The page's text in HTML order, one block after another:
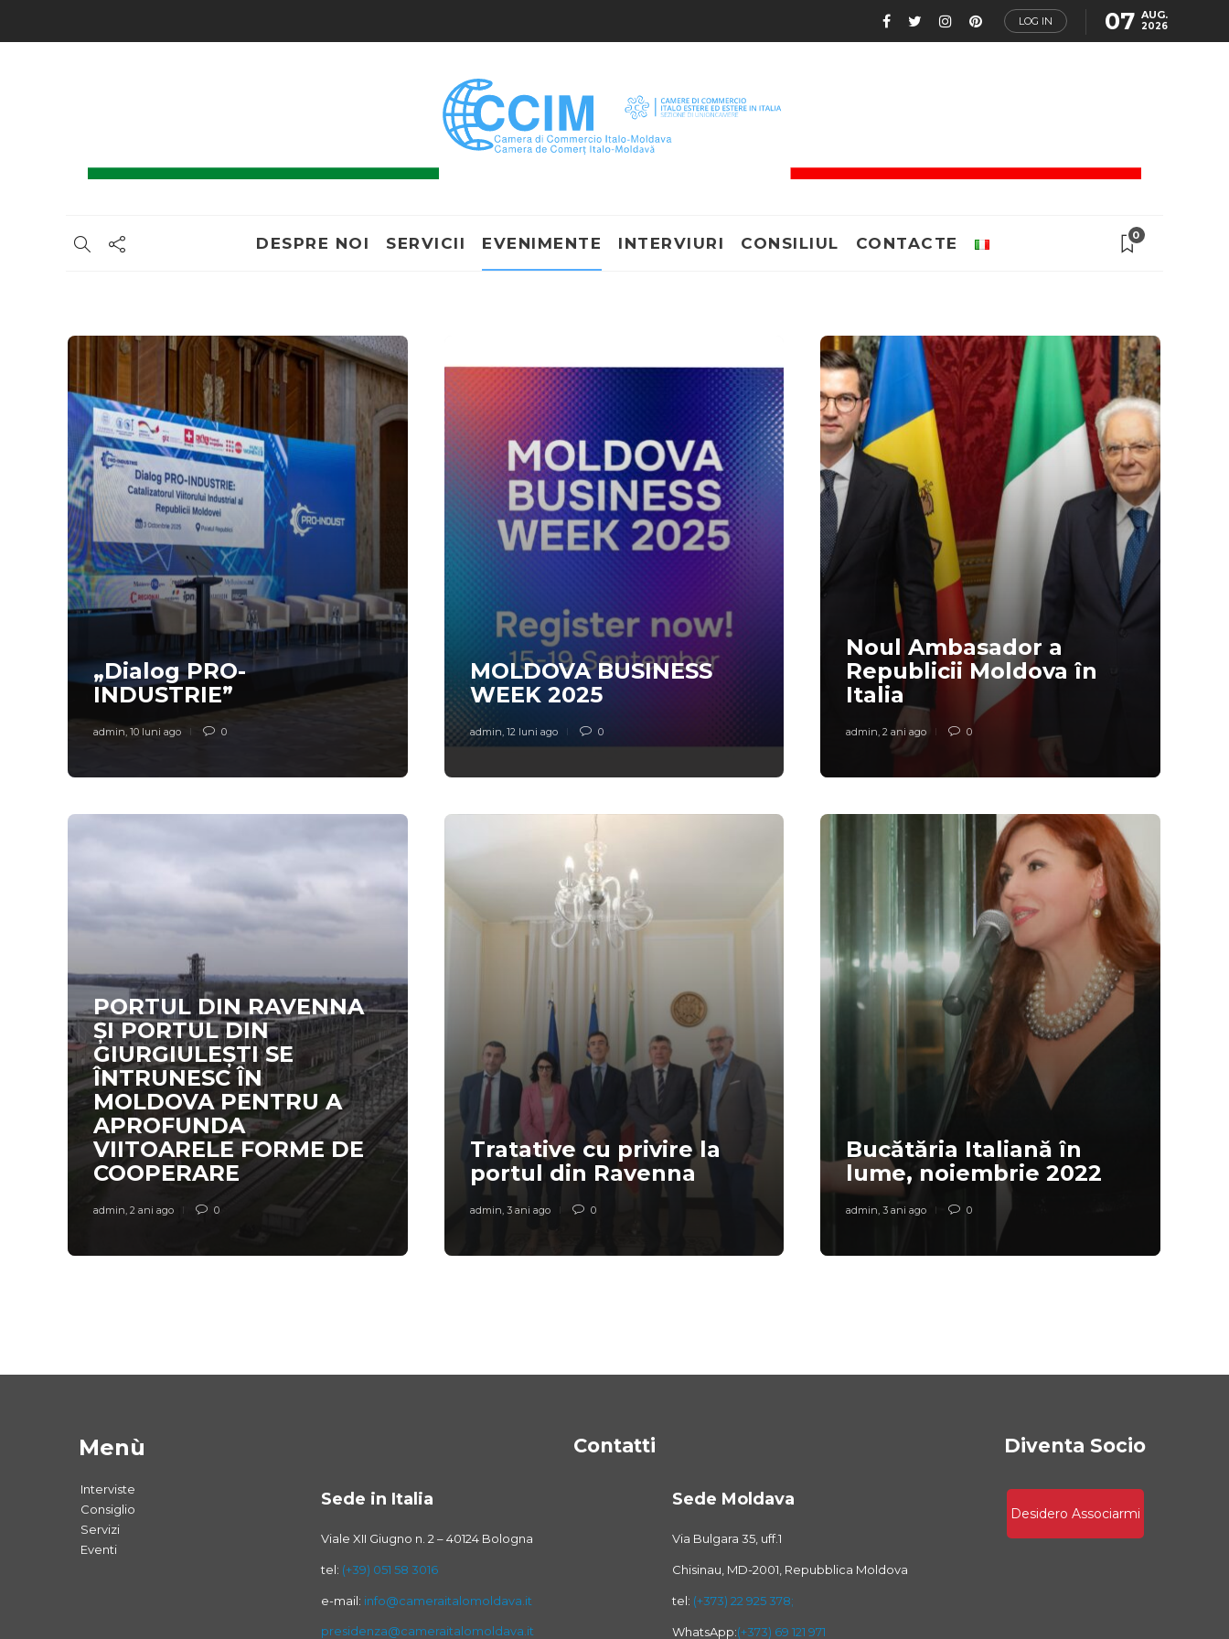
LOG IN 07 AUG.
2026
DESPRE NOI SERVICII EVENIMENTE INTERVIURI CONSILIUL CONTACTE 0
„Dialog PRO-
INDUSTRIE”
admin, 10 luni ago 0
MOLDOVA BUSINESS
WEEK 2025
admin, 12 luni ago 0
Noul Ambasador a
Republicii Moldova în
Italia
admin,2 ani ago 0
PORTUL DIN RAVENNA
ȘI PORTUL DIN
GIURGIULEȘTI SE
ÎNTRUNESC ÎN
MOLDOVA PENTRU A
APROFUNDA
VIITOARELE FORME DE
COOPERARE
admin, 2 ani ago 0
Tratative cu privire la
portul din Ravenna
admin, 3 ani ago 0
Bucătăria Italiană în
lume, noiembrie 2022
admin,3 ani ago 0
Menù
Interviste
Consiglio
Servizi
Eventi
Contatti
Sede in Italia
Viale XII Giugno n. 2 – 40124 Bologna
tel: (+39) 051 58 3016
e-mail: info@cameraitalomoldava.it
presidenza@cameraitalomoldava.it
Sede Moldava
Via Bulgara 35, uff.1
Chisinau, MD-2001, Repubblica Moldova
tel: (+373) 22 925 378;
WhatsApp:(+373) 69 121 971
Diventa Socio
Desidero Associarmi